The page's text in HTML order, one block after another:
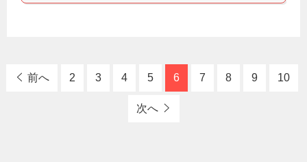
前へ 2 3 4 5 6 7 8 9 10
次へ